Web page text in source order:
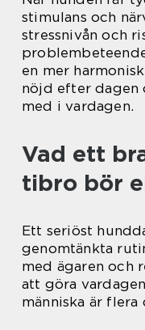
stimulans och
stressnivån och
en mer
nöjd efter dagen
med i vardagen.
Vad ett
tibro bör
Ett seriöst
genomtänkta
med ägaren och
att göra
människa är